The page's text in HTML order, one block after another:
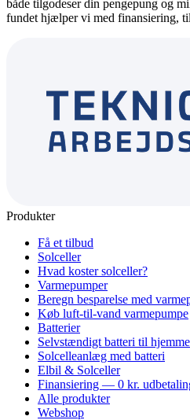
både tilgodeser din pengepung og
fundet hjælper vi med finansiering,
Produkter
Få et tilbud
Solceller
Hvad koster solceller?
Varmepumper
Beregn besparelse med
Køb luft-til-vand varmepumpe
Batterier
Selvstændigt batteri til
Solcelleanlæg med batteri
Elbil & Solceller
Finansiering — 0 kr.
Alle produkter
Webshop